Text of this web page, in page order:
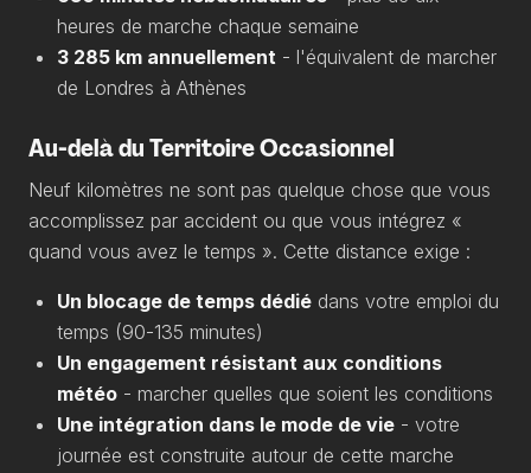
heures de marche chaque semaine
3 285 km annuellement - l'équivalent de marcher
de Londres à Athènes
Au-delà du Territoire Occasionnel
Neuf kilomètres ne sont pas quelque chose que vous
accomplissez par accident ou que vous intégrez «
quand vous avez le temps ». Cette distance exige :
Un blocage de temps dédié dans votre emploi du
temps (90-135 minutes)
Un engagement résistant aux conditions
météo - marcher quelles que soient les conditions
Une intégration dans le mode de vie - votre
journée est construite autour de cette marche